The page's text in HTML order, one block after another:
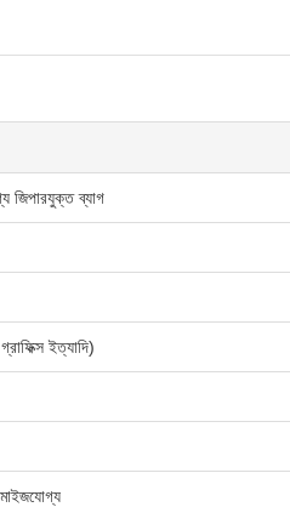
জিপারযুক্ত ব্যাগ
ইত্যাদি)